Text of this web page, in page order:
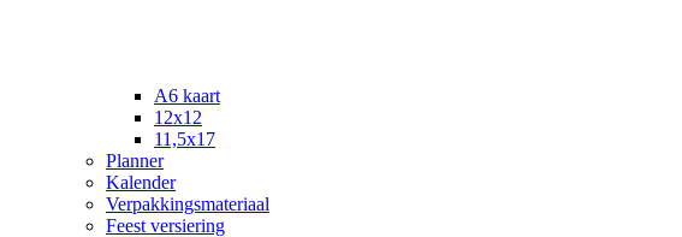
A6 kaart
12x12
11,5x17
Planner
Kalender
Verpakkingsmateriaal
Feest versiering